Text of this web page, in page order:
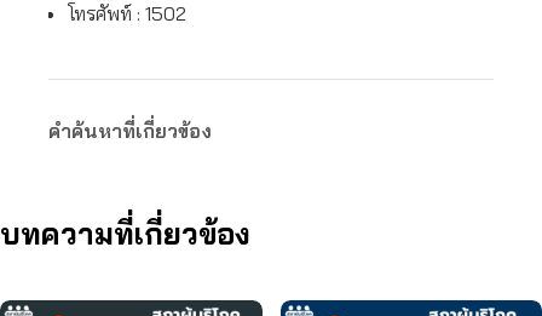
โทรศัพท์ : 1502
คำค้นหาที่เกี่ยวข้อง
บทความที่เกี่ยวข้อง